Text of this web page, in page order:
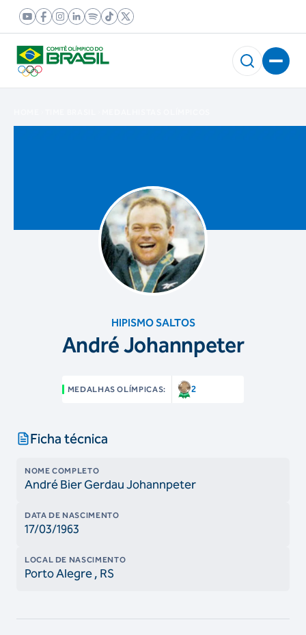
HIPISMO SALTOS
André Johannpeter
MEDALHAS OLÍMPICAS: 2
Ficha técnica
NOME COMPLETO
André Bier Gerdau Johannpeter
DATA DE NASCIMENTO
17/03/1963
LOCAL DE NASCIMENTO
Porto Alegre, RS